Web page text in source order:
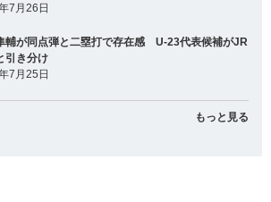
7月26日
輔が同点弾と二塁打で存在感 U-23代表候補がJR
引き分け
7月25日
もっと見る